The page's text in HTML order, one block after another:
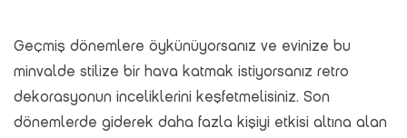
Geçmiş dönemlere öykünüyorsanız ve evinize bu
minvalde stilize bir hava katmak istiyorsanız retro
dekorasyonun inceliklerini keşfetmelisiniz. Son
dönemlerde giderek daha fazla kişiyi etkisi altına alan